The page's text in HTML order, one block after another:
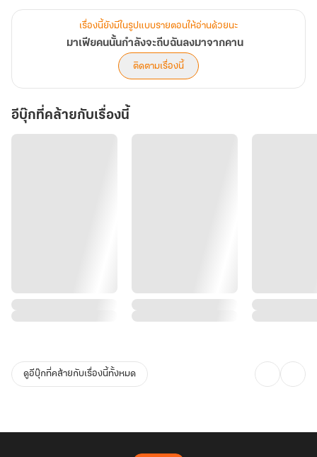
คาน
เรื่องนี้ยังมีในรูปแบบรายตอนให้อ่านด้วยนะ
มาเฟียคนนั้นกำลังจะถีบฉันลงมาจากคาน
ติดตามเรื่องนี้
อีบุ๊กที่คล้ายกับเรื่องนี้
ดูอีบุ๊กที่คล้ายกับเรื่องนี้ทั้งหมด